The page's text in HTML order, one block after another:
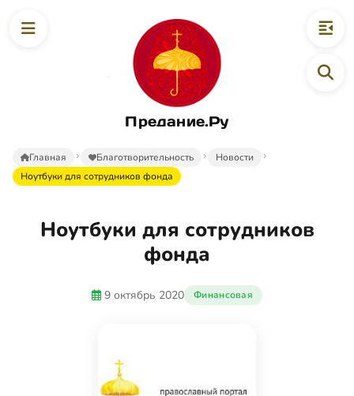
Предание.Ру
Главная Благотворительность
Новости
Ноутбуки для сотрудников фонда
Ноутбуки для сотрудников
фонда
9 октябрь 2020 Финансовая